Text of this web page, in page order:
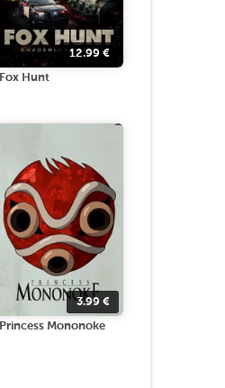
12.99€
Fox Hunt
3.99€
Princess Mononoke